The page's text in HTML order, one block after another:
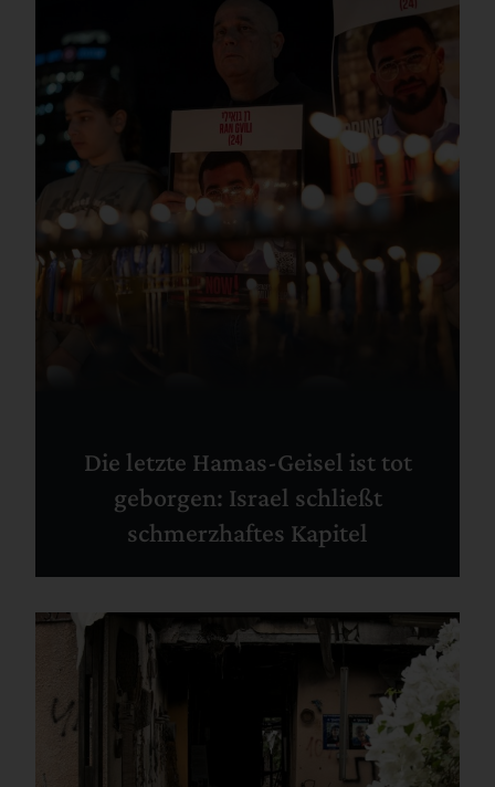
Die letzte Hamas-Geisel ist tot
geborgen: Israel schließt
schmerzhaftes Kapitel